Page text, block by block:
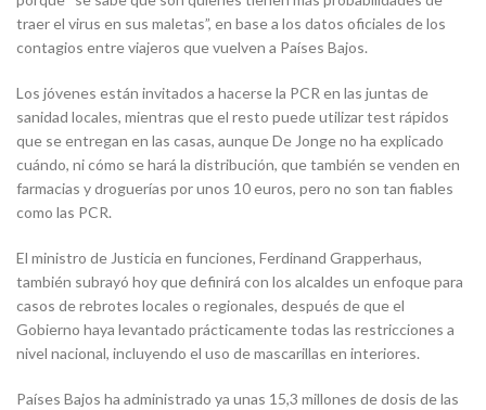
traer el virus en sus maletas”, en base a los datos oficiales de los
contagios entre viajeros que vuelven a Países Bajos.
Los jóvenes están invitados a hacerse la PCR en las juntas de
sanidad locales, mientras que el resto puede utilizar test rápidos
que se entregan en las casas, aunque De Jonge no ha explicado
cuándo, ni cómo se hará la distribución, que también se venden en
farmacias y droguerías por unos 10 euros, pero no son tan fiables
como las PCR.
El ministro de Justicia en funciones, Ferdinand Grapperhaus,
también subrayó hoy que definirá con los alcaldes un enfoque para
casos de rebrotes locales o regionales, después de que el
Gobierno haya levantado prácticamente todas las restricciones a
nivel nacional, incluyendo el uso de mascarillas en interiores.
Países Bajos ha administrado ya unas 15,3 millones de dosis de las